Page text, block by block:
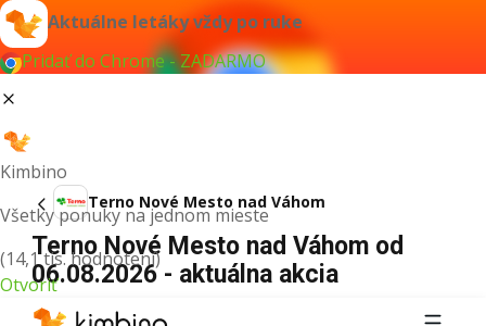
Aktuálne letáky vždy po ruke
Pridať do Chrome - ZADARMO
Kimbino
Všetky ponuky na jednom mieste
(14,1 tis. hodnotení)
Otvoriť
Terno Nové Mesto nad Váhom
Terno Nové Mesto nad Váhom od
06.08.2026 - aktuálna akcia